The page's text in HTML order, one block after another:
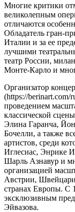
Многие критики
великолепным
отличаются
Обладатель гран-
Италии и за ее
лучшими
театр России,
Монте-Карло и
Организатор
(https://berinart.com/
проведением
классической
Элина Гаранча,
Бочелли, а также
артистов, среди
Иглесиас, Энрике
Шарль Азнавур и
организацией
Австрии,
странах Европы. С
эксклюзивным
Эйвазова.